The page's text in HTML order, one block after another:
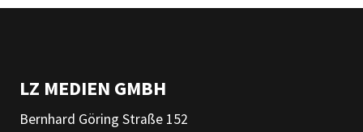
LZ MEDIEN GMBH
Bernhard Göring Straße 152